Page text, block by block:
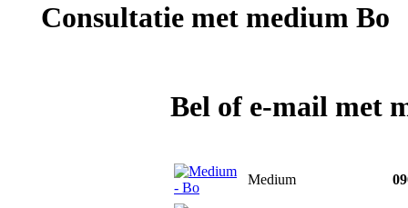
Consultatie met medium Bo
Bel of e-mail met
Medium